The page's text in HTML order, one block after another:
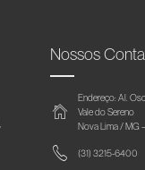
Nossos
Endereço: Al.
Vale do Sereno
Nova Lima / MG
(31) 3215-6400